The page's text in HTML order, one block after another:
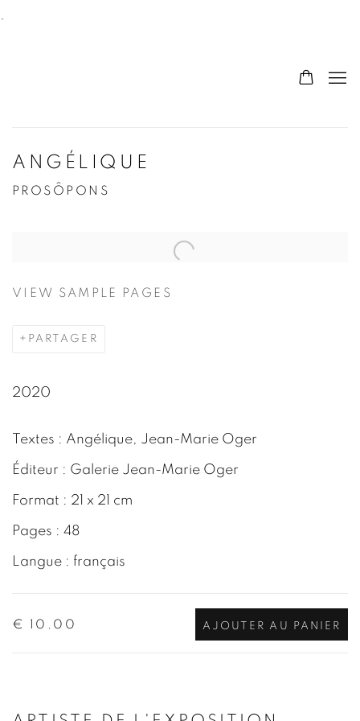
.
ANGÉLIQUE
PROSÔPONS
VIEW SAMPLE PAGES
PARTAGER
2020
Textes : Angélique, Jean-Marie Oger
Éditeur : Galerie Jean-Marie Oger
Format : 21 x 21 cm
Pages : 48
Langue : français
€ 10.00 AJOUTER AU PANIER